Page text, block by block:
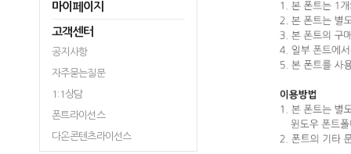
마이페이지
고객센터
공지사항
자주묻는질문
1:1상담
폰트라이선스
다온콘텐츠라이선스